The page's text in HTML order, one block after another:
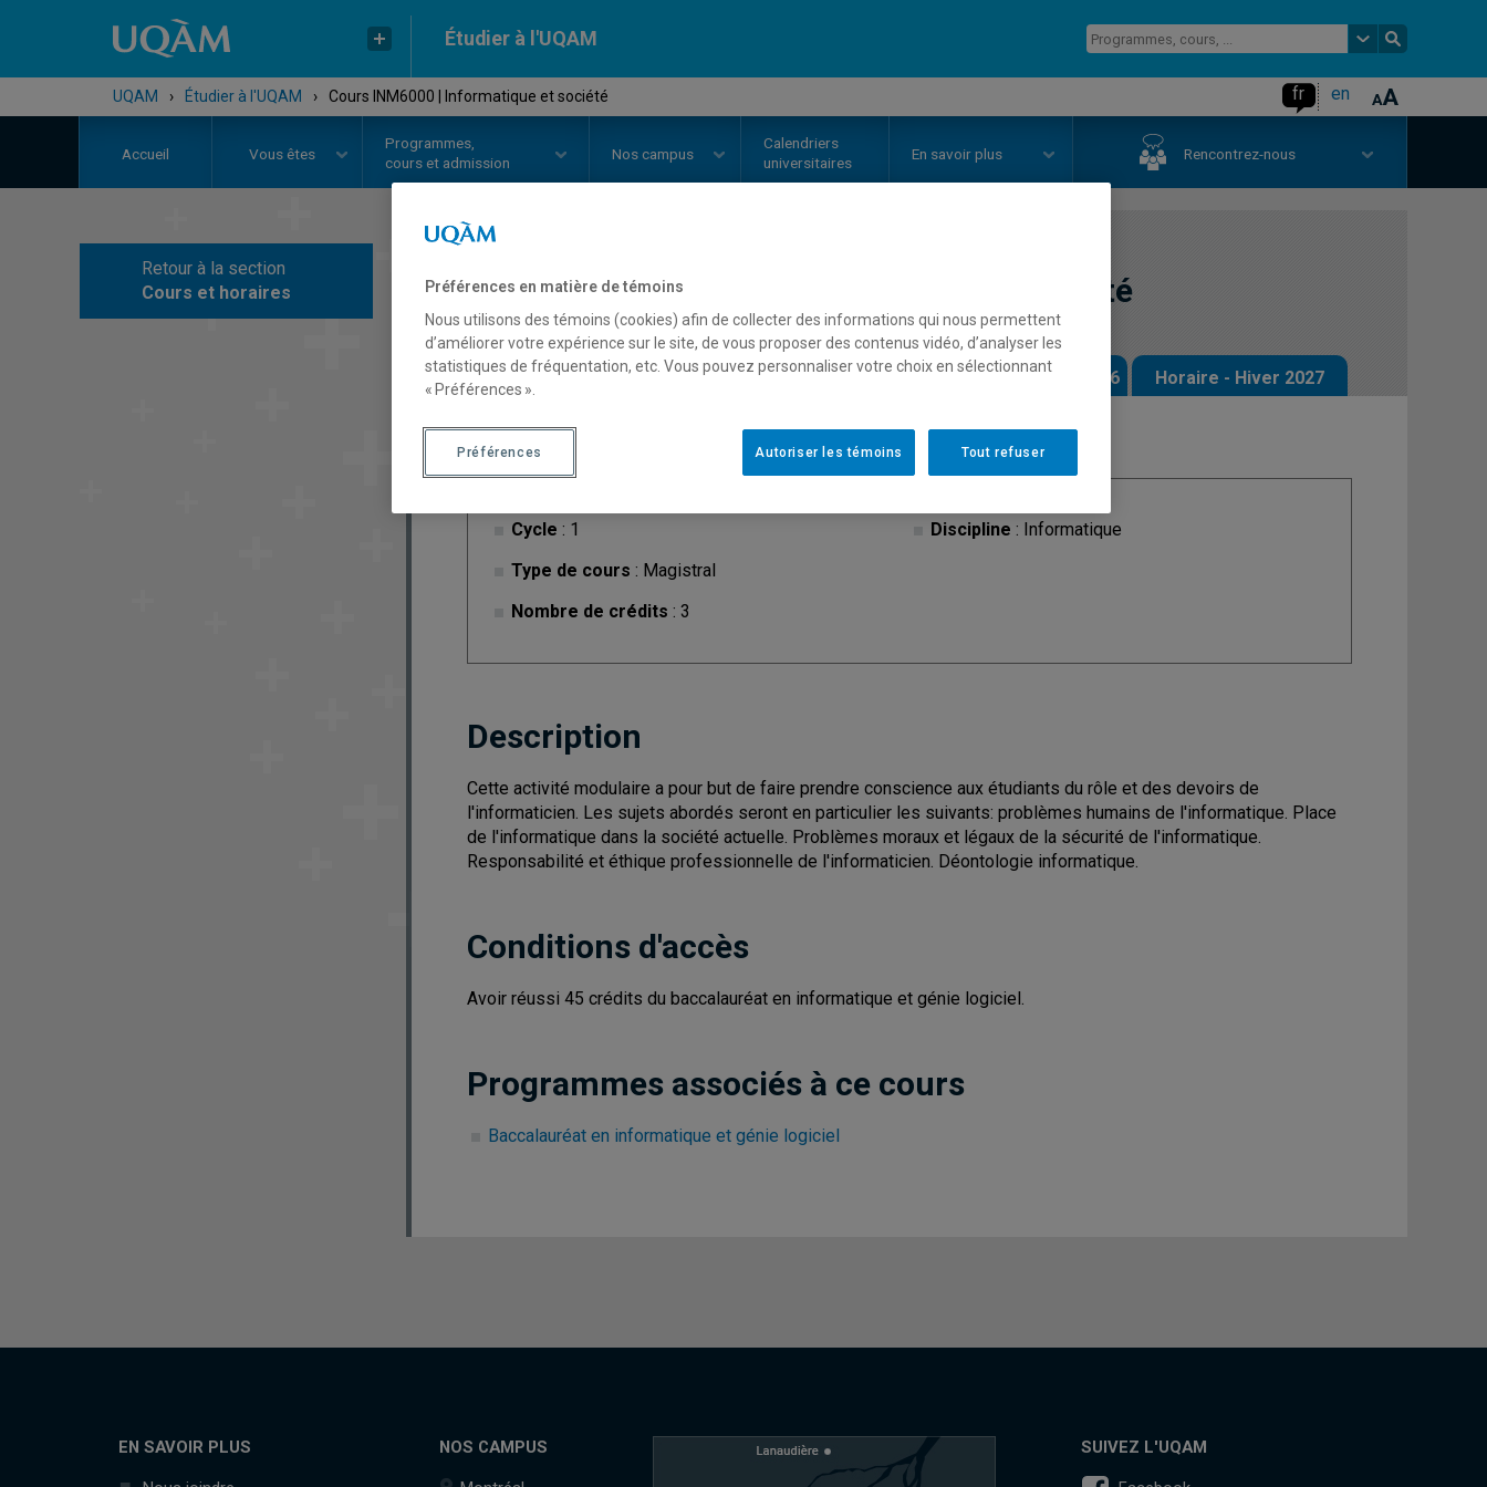
Étudier à l'UQAM
UQAM › Étudier à l'UQAM › Cours INM6000 | Informatique et société fr en
Accueil Vous êtes
Programmes,
cours et admission
Nos campus
Calendriers
universitaires
En savoir plus Rencontrez-nous
Retour à la section
Cours et horaires
COURS// INM6000 Informatique et société
Description Horaire - Été 2026 Horaire - Automne 2026 Horaire - Hiver 2027
Cycle : 1
Type de cours : Magistral
Nombre de crédits : 3
Discipline : Informatique
Description
Cette activité modulaire a pour but de faire prendre conscience aux étudiants du rôle et des devoirs de
l'informaticien. Les sujets abordés seront en particulier les suivants: problèmes humains de l'informatique. Place
de l'informatique dans la société actuelle. Problèmes moraux et légaux de la sécurité de l'informatique.
Responsabilité et éthique professionnelle de l'informaticien. Déontologie informatique.
Conditions d'accès
Avoir réussi 45 crédits du baccalauréat en informatique et génie logiciel.
Programmes associés à ce cours
Baccalauréat en informatique et génie logiciel
EN SAVOIR PLUS NOS CAMPUS SUIVEZ L'UQAM
Préférences en matière de témoins
Nous utilisons des témoins (cookies) afin de collecter des informations qui nous permettent
d’améliorer votre expérience sur le site, de vous proposer des contenus vidéo, d’analyser les
statistiques de fréquentation, etc. Vous pouvez personnaliser votre choix en sélectionnant
« Préférences ».
Tout refuser
Autoriser les témoins
Préférences